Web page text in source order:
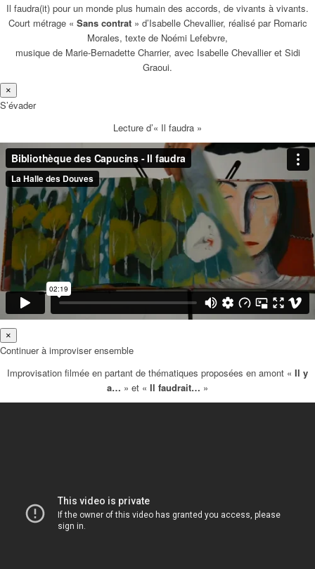
Il faudra(it) pour un monde plus humain des accords, de vivants à vivants.
Court métrage « Sans contrat» d’Isabelle Chevallier, réalisé par Romaric
Morales, texte de Noémi Lefebvre,
musique de Marie-Bernadette Charrier, avec Isabelle Chevallier et Sidi
Graoui.
×
S’évader
Lecture d’« Il faudra »
×
Continuer à improviser ensemble
Improvisation filmée en partant de thématiques proposées en amont « Il y
a… » et « Il faudrait… »